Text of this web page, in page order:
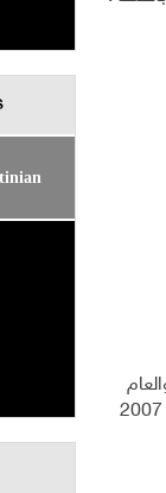
استخدام الحاسوب وتوفر موقع الكتروني في المؤسسات الاقتصادية خلال الفترة ما بين العام 2007 والعام
2012. فيما تضاعفت نسبة استخدام الانترنت الى ثلاث مرات، كذلك ارتفعت نسبة تنفيذ معاملات تجارية الكترونيا من (2.3% للعام 2007